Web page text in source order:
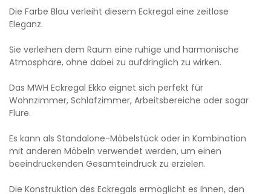
Die Farbe Blau verleiht diesem Eckregal eine zeitlose
Eleganz.
Sie verleihen dem Raum eine ruhige und harmonische
Atmosphäre, ohne dabei zu aufdringlich zu wirken.
Das MWH Eckregal Ekko eignet sich perfekt für
Wohnzimmer, Schlafzimmer, Arbeitsbereiche oder sogar
Flure.
Es kann als Standalone-Möbelstück oder in Kombination
mit anderen Möbeln verwendet werden, um einen
beeindruckenden Gesamteindruck zu erzielen.
Die Konstruktion des Eckregals ermöglicht es Ihnen, den